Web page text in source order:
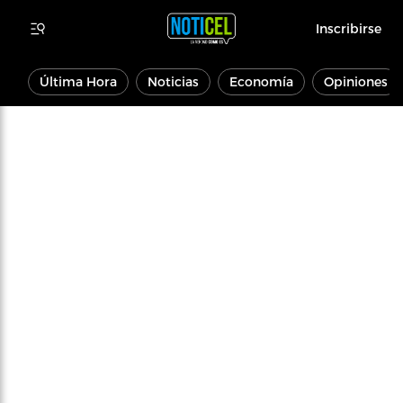
Inscribirse
Última Hora Noticias Economía Opiniones